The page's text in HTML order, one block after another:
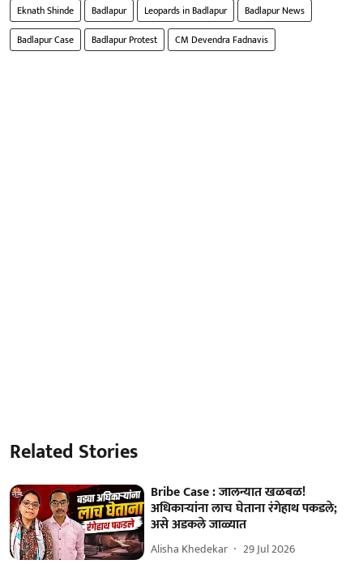
Eknath Shinde Badlapur Leopards in Badlapur
Badlapur News
Badlapur Case
Badlapur Protest CM Devendra Fadnavis
Related Stories
Bribe Case : जालन्यात खळबळ!
अधिकाऱ्यांना लाच घेताना रंगेहाथ पकडले;
असे अडकले जाळ्यात
Alisha Khedekar 29 Jul 2026